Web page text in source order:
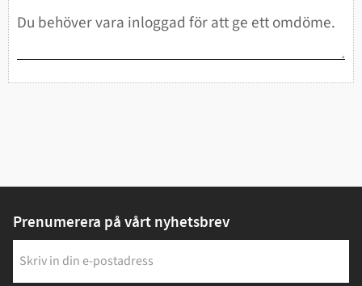
Prenumerera på vårt nyhetsbrev